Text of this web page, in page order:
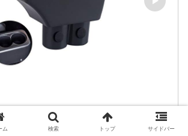
ム 検索 トップ サイドバー